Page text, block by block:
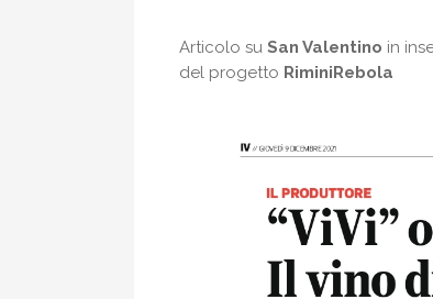
Articolo su San Valentino in
del progetto RiminiRebola